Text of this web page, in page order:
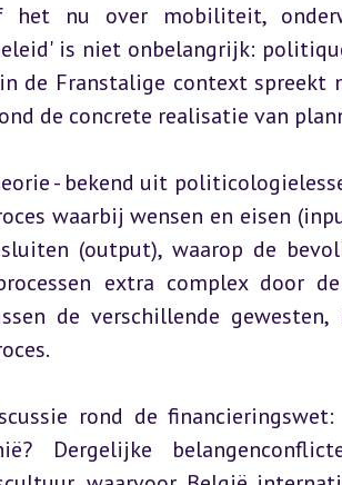
het nu over mobiliteit,
is niet onbelangrijk:
de Franstalige context spreekt
de concrete realisatie van
- bekend uit
waarbij wensen en eisen
(output), waarop de
extra complex door
de verschillende
rond de
Dergelijke